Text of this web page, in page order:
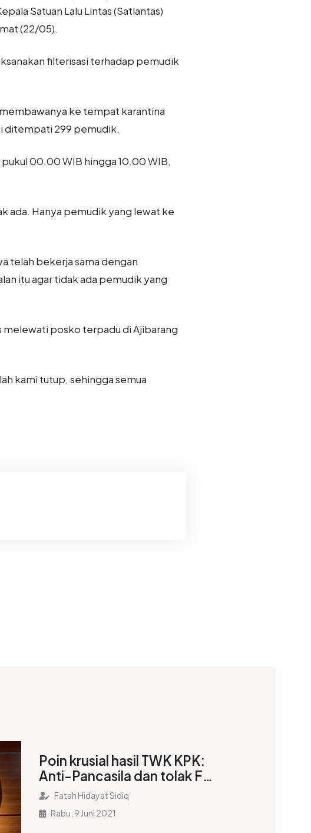
Satuan Lalu Lintas (Satlantas)
(22/05).
filterisasi terhadap pemudik
ke tempat karantina
ditempati 299 pemudik.
00.00 WIB hingga 10.00 WIB,
ada. Hanya pemudik yang lewat ke
telah bekerja sama dengan
itu agar tidak ada pemudik yang
melewati posko terpadu di Ajibarang
kami tutup, sehingga semua
Poin krusial hasil TWK KPK:
Anti-Pancasila dan tolak FPI
bubar
Fatah Hidayat Sidiq
Rabu, 9 Juni 2021